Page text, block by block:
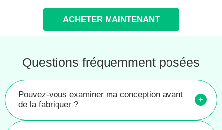
ACHETER MAINTENANT
Questions fréquemment posées
Pouvez-vous examiner ma conception avant
de la fabriquer ?
+